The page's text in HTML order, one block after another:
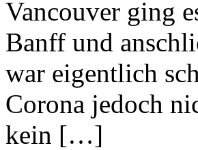
Vancouver ging
Banff und
war eigentlich
Corona jedoch
kein […]